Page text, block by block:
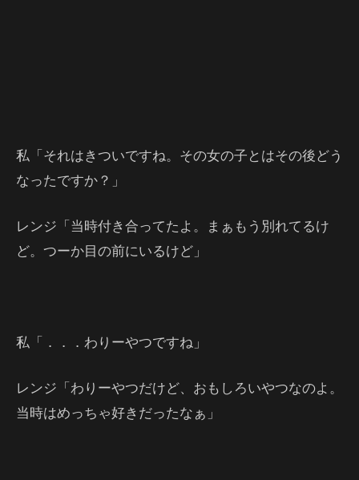
私「それはきついですね。その女の子とはその後どう
なったですか？」
レンジ「当時付き合ってたよ。まぁもう別れてるけ
ど。つーか目の前にいるけど」
私「．．．わりーやつですね」
レンジ「わりーやつだけど、おもしろいやつなのよ。
当時はめっちゃ好きだったなぁ」